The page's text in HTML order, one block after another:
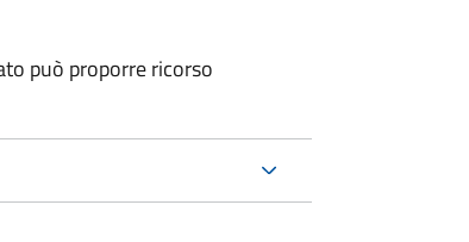
può proporre ricorso